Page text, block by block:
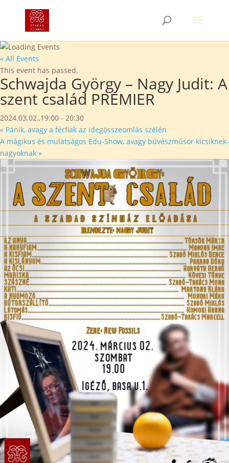
« All Events
This event has passed.
Schwajda György – Nagy Judit: A
szent család PREMIER
2024.03.02.,19:00 - 20:30
« Pánik, avagy a férfiak az idegösszeomlás szélén
A mágikus és mulatságos Edu-Show, avagy bűvészműsor kicsiknek-
nagyoknak »